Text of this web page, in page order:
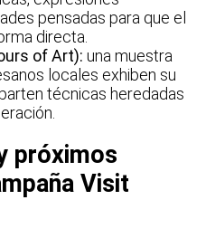
pensadas para que el
directa.
of Art): una muestra
locales exhiben su
técnicas heredadas
próximos
Visit